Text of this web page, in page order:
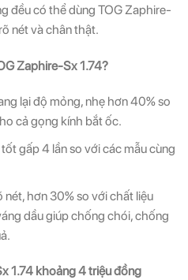
đều có thể dùng TOG Zaphire-
nét và chân thật.
Zaphire-Sx 1.74?
lại độ mỏng, nhẹ hơn 40% so
cả gọng kính bắt ốc.
gấp 4 lần so với các mẫu cùng
nét, hơn 30% so với chất liệu
dầu giúp chống chói, chống
1.74 khoảng 4 triệu đồng